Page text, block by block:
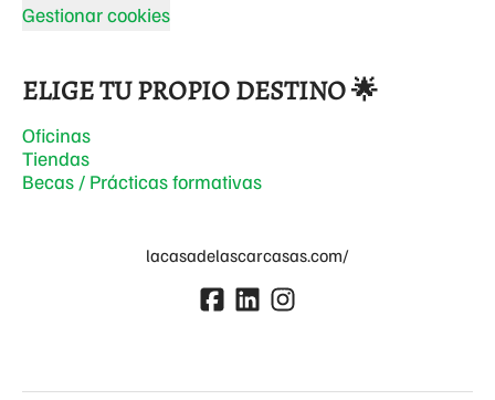
Gestionar cookies
ELIGE TU PROPIO DESTINO 🌟
Oficinas
Tiendas
Becas / Prácticas formativas
lacasadelascarcasas.com/